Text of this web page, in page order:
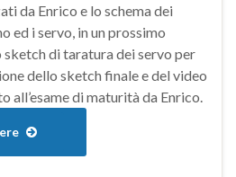
da Enrico e lo schema dei
ed i servo, in un prossimo
di taratura dei servo per
dello sketch finale e del video
all’esame di maturità da Enrico.